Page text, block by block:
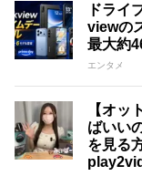
ドライ
viewの
最大約
エンタメ
【オッ
ばいい
を見る